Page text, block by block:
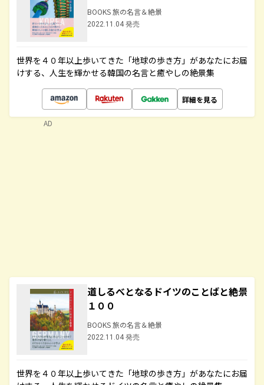
BOOKS 旅の名言＆絶景
2022.11.04 発売
世界を４０年以上歩いてきた「地球の歩き方」があなたにお届
けする、人生を輝かせる韓国の名言と癒やしの絶景集
詳細を見る
道しるべとなるドイツのことばと絶景
１００
BOOKS 旅の名言＆絶景
2022.11.04 発売
世界を４０年以上歩いてきた「地球の歩き方」があなたにお届
AD